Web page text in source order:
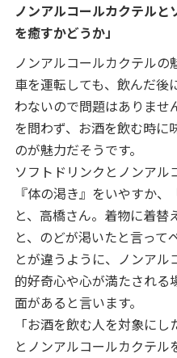
ノンアルコールカクテル
を癒すかどうか」
ノンアルコールカクテルの
車を運転しても、飲んだ後
わないので問題はありませ
を問わず、お酒を飲む時に
のが魅力だそうです。
ソフトドリンクとノンアル
『体の渇き』をいやすか
と、高橋さん。着物に着
と、のどが渇いたと言って
とが違うように、ノンア
的好奇心や心が満たされる
面があると言います。
「お酒を飲む人を対象に
とノンアルコールカクテ